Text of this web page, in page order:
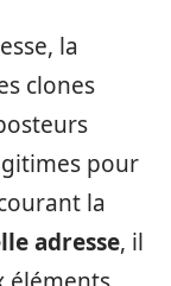
la
clones
pour
la
adresse, il